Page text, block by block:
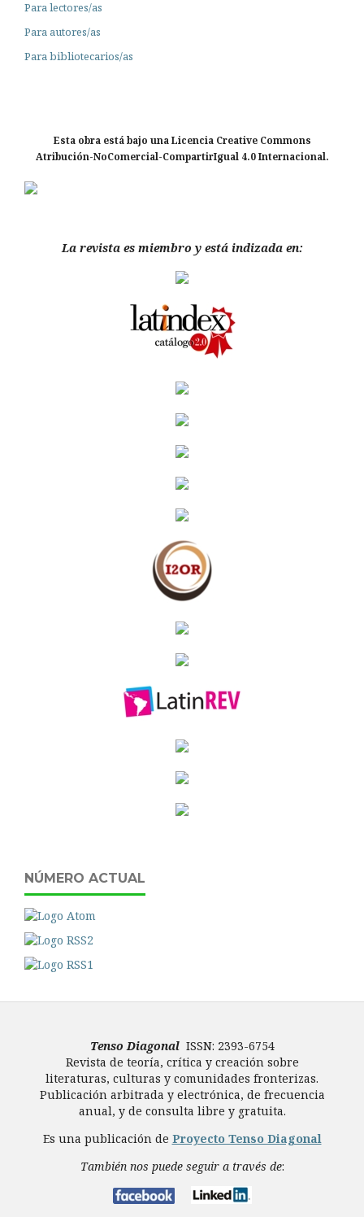
Para lectores/as
Para autores/as
Para bibliotecarios/as
Esta obra está bajo una Licencia Creative Commons
Atribución-NoComercial-CompartirIgual 4.0 Internacional.
La revista es miembro y está indizada en:
NÚMERO ACTUAL
Tenso Diagonal ISSN: 2393-6754
Revista de teoría, crítica y creación sobre
literaturas, culturas y comunidades fronterizas.
Publicación arbitrada y electrónica, de frecuencia
anual, y de consulta libre y gratuita.
Es una publicación de Proyecto Tenso Diagonal
También nos puede seguir a través de: